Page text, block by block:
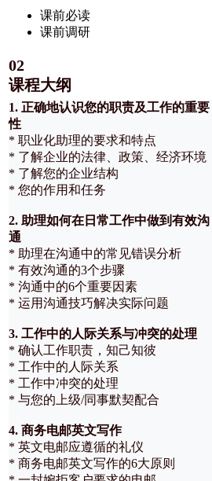
课前必读
课前调研
02
课程大纲
1. 正确地认识您的职责及工作的重要
性
* 职业化助理的要求和特点
* 了解企业的法律、政策、经济环境
* 了解您的企业结构
* 您的作用和任务
2. 助理如何在日常工作中做到有效沟
通
* 助理在沟通中的常见错误分析
* 有效沟通的3个步骤
* 沟通中的6个重要因素
* 运用沟通技巧解决实际问题
3. 工作中的人际关系与冲突的处理
* 确认工作职责，知己知彼
* 工作中的人际关系
* 工作中冲突的处理
* 与您的上级/同事默契配合
4. 商务电邮英文写作
* 英文电邮应遵循的礼仪
* 商务电邮英文写作的6大原则